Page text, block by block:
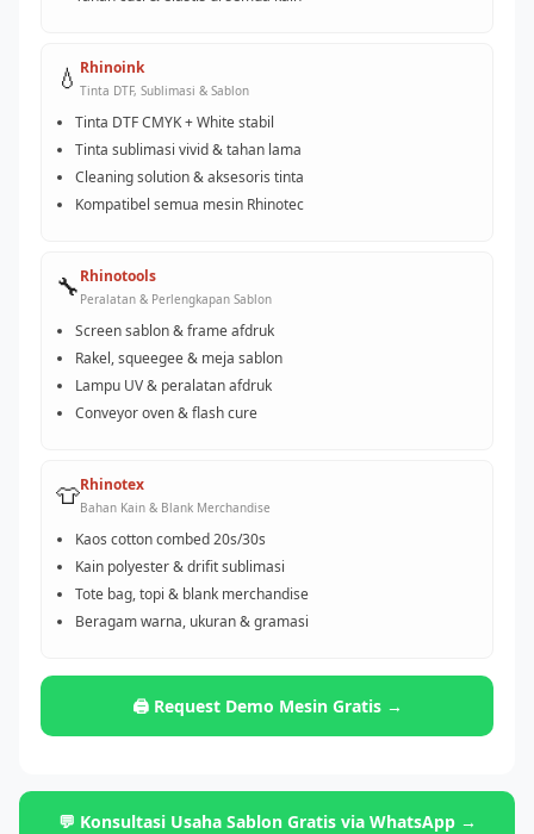
💧 Rhinoink
Tinta DTF, Sublimasi & Sablon
Tinta DTF CMYK + White stabil
Tinta sublimasi vivid & tahan lama
Cleaning solution & aksesoris tinta
Kompatibel semua mesin Rhinotec
🔧Rhinotools
Peralatan & Perlengkapan Sablon
Screen sablon & frame afdruk
Rakel, squeegee & meja sablon
Lampu UV & peralatan afdruk
Conveyor oven & flash cure
👕Rhinotex
Bahan Kain & Blank Merchandise
Kaos cotton combed 20s/30s
Kain polyester & drifit sublimasi
Tote bag, topi & blank merchandise
Beragam warna, ukuran & gramasi
🖨️ Request Demo Mesin Gratis →
💬 Konsultasi Usaha Sablon Gratis via WhatsApp →